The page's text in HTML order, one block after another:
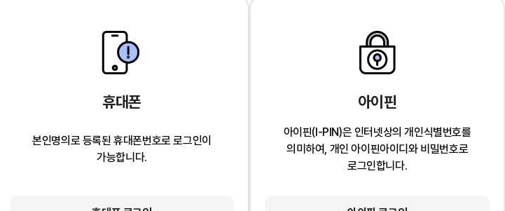
휴대폰
본인명의로 등록된 휴대폰번호로 로그인이
가능합니다.
아이핀
아이핀(I-PIN)은 인터넷상의 개인식별번호를
의미하여, 개인 아이핀아이디와 비밀번호로
로그인합니다.